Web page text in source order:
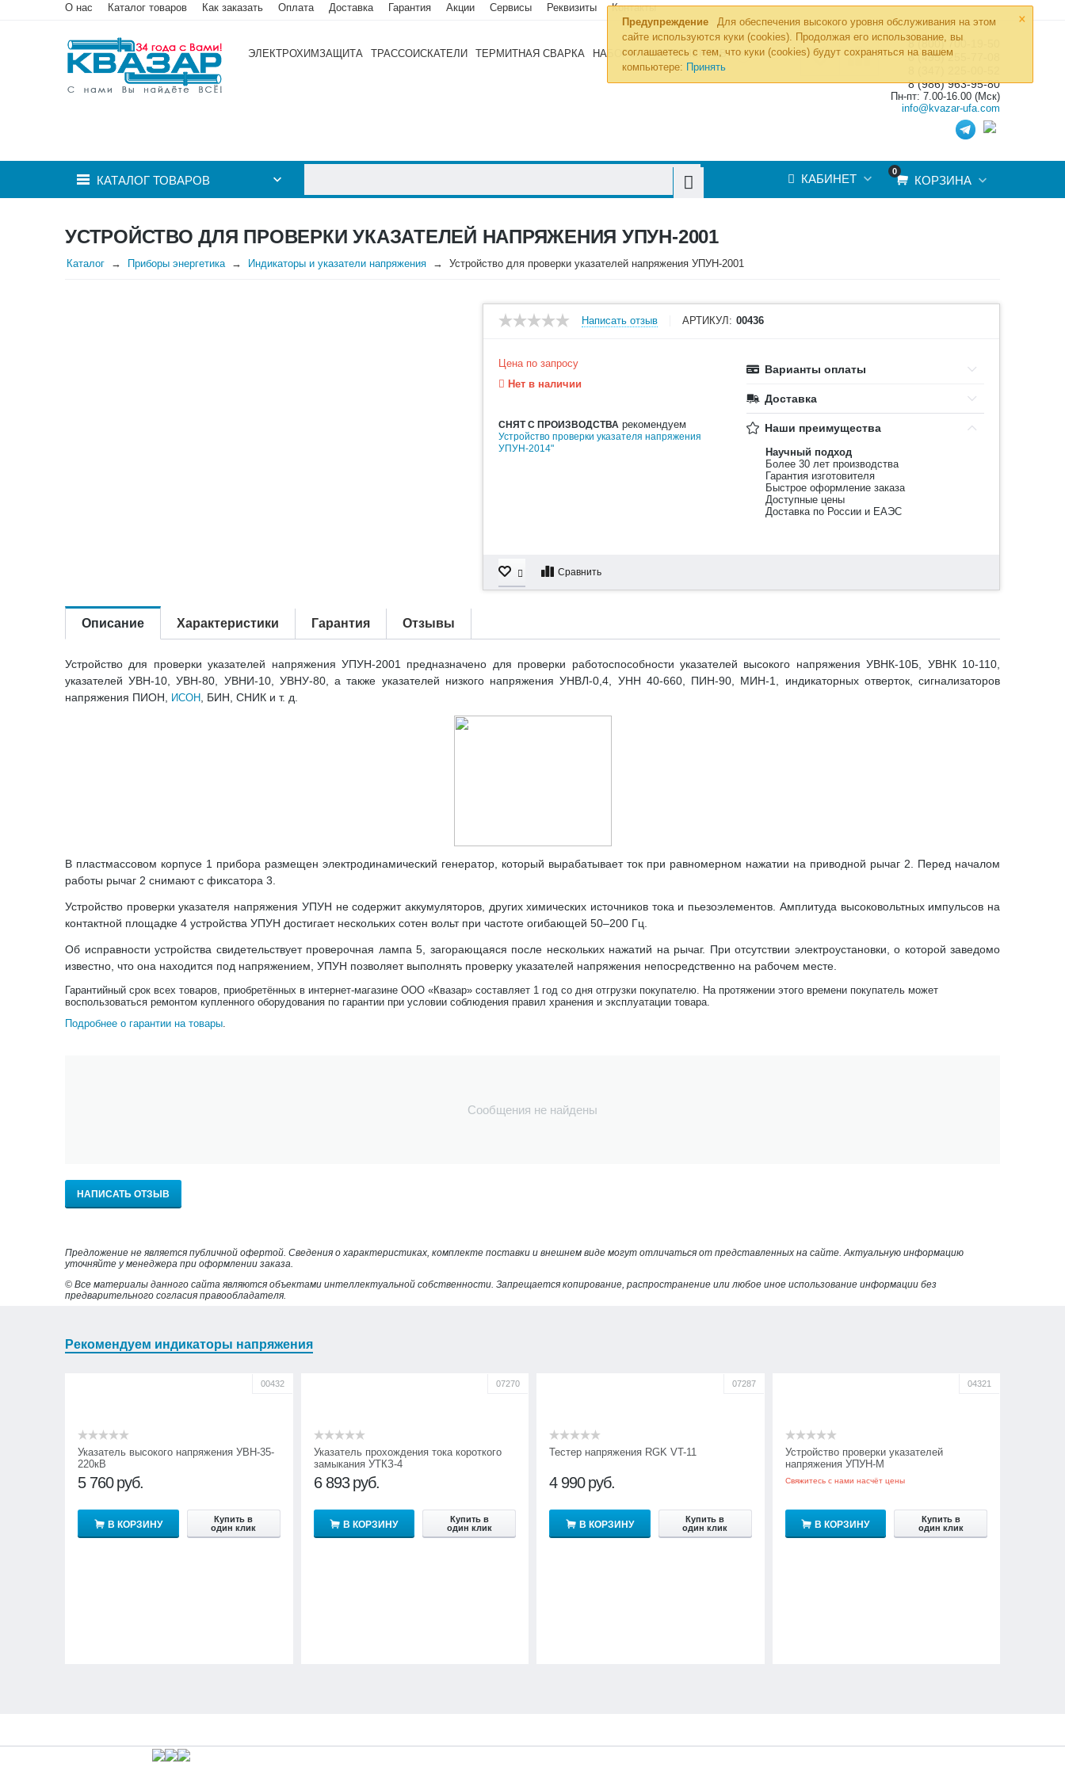
×
Предупреждение
Для обеспечения высокого уровня обслуживания на этом
сайте используются куки (cookies). Продолжая его использование, вы
соглашаетесь с тем, что куки (cookies) будут сохраняться на вашем
компьютере: Принять
О нас Каталог товаров Как заказать Оплата Доставка Гарантия Акции Сервисы Реквизиты Контакты
ЭЛЕКТРОХИМЗАЩИТА ТРАССОИСКАТЕЛИ ТЕРМИТНАЯ СВАРКА НАБОРЫ ИНСТРУМЕНТОВ »
8 (800) 700-19-50
8 (495) 255-77-08
8 (986) 963-95-80
Пн-пт: 7.00-16.00 (Мск)
info@kvazar-ufa.com
КАТАЛОГ ТОВАРОВ
0
КОРЗИНА
КАБИНЕТ
УСТРОЙСТВО ДЛЯ ПРОВЕРКИ УКАЗАТЕЛЕЙ НАПРЯЖЕНИЯ УПУН-2001
Каталог Приборы энергетика Индикаторы и указатели напряжения Устройство для проверки указателей напряжения УПУН-2001
Написать отзыв АРТИКУЛ: 00436
Цена по запросу
Нет в наличии
СНЯТ С ПРОИЗВОДСТВА рекомендуем
Устройство проверки указателя напряжения
УПУН-2014"
Варианты оплаты
Доставка
Наши преимущества
Научный подход
Более 30 лет производства
Гарантия изготовителя
Быстрое оформление заказа
Доступные цены
Доставка по России и ЕАЭС
Сравнить
Описание Характеристики Гарантия Отзывы
Устройство для проверки указателей напряжения УПУН-2001 предназначено для проверки работоспособности указателей высокого напряжения УВНК-10Б, УВНК 10-110,
указателей УВН-10, УВН-80, УВНИ-10, УВНУ-80, а также указателей низкого напряжения УНВЛ-0,4, УНН 40-660, ПИН-90, МИН-1, индикаторных отверток, сигнализаторов
напряжения ПИОН,
ИСОН , БИН, СНИК и т. д.
В пластмассовом корпусе 1 прибора размещен электродинамический генератор, который вырабатывает ток при равномерном нажатии на приводной рычаг 2. Перед началом
работы рычаг 2 снимают с фиксатора 3.
Устройство проверки указателя напряжения УПУН не содержит аккумуляторов, других химических источников тока и пьезоэлементов. Амплитуда высоковольтных импульсов на
контактной площадке 4 устройства УПУН достигает нескольких сотен вольт при частоте огибающей 50–200 Гц.
Об исправности устройства свидетельствует проверочная лампа 5, загорающаяся после нескольких нажатий на рычаг. При отсутствии электроустановки, о которой заведомо
известно, что она находится под напряжением, УПУН позволяет выполнять проверку указателей напряжения непосредственно на рабочем месте.
Гарантийный срок всех товаров, приобретённых в интернет-магазине ООО «Квазар» составляет 1 год со дня отгрузки покупателю. На протяжении этого времени покупатель может
воспользоваться ремонтом купленного оборудования по гарантии при условии соблюдения правил хранения и эксплуатации товара.
Подробнее о гарантии на товары.
Сообщения не найдены
НАПИСАТЬ ОТЗЫВ
Предложение не является публичной офертой. Сведения о характеристиках, комплекте поставки и внешнем виде могут отличаться от представленных на сайте. Актуальную информацию
уточняйте у менеджера при оформлении заказа.
© Все материалы данного сайта являются объектами интеллектуальной собственности. Запрещается копирование, распространение или любое иное использование информации без
предварительного согласия правообладателя.
Рекомендуем индикаторы напряжения
00432
Указатель высокого напряжения УВН-35-
220кВ
5 760 руб.
В КОРЗИНУ
Купить в
один клик
07270
Указатель прохождения тока короткого
замыкания УТКЗ-4
6 893 руб.
В КОРЗИНУ
Купить в
один клик
07287
Тестер напряжения RGK VT-11
4 990 руб.
В КОРЗИНУ
Купить в
один клик
04321
Устройство проверки указателей
напряжения УПУН-М
Свяжитесь с нами насчёт цены
В КОРЗИНУ
Купить в
один клик